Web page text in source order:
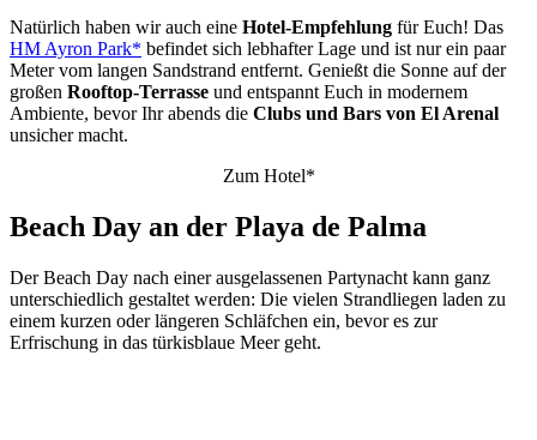
Natürlich haben wir auch eine Hotel-Empfehlung für Euch! Das
HM Ayron Park* befindet sich lebhafter Lage und ist nur ein paar
Meter vom langen Sandstrand entfernt. Genießt die Sonne auf der
großen Rooftop-Terrasse und entspannt Euch in modernem
Ambiente, bevor Ihr abends die Clubs und Bars von El Arenal
unsicher macht.
Zum Hotel*
Beach Day an der Playa de Palma
Der Beach Day nach einer ausgelassenen Partynacht kann ganz
unterschiedlich gestaltet werden: Die vielen Strandliegen laden zu
einem kurzen oder längeren Schläfchen ein, bevor es zur
Erfrischung in das türkisblaue Meer geht.